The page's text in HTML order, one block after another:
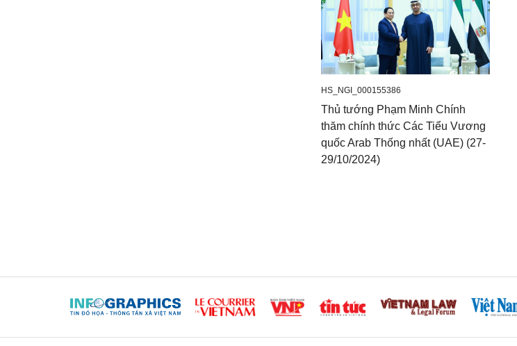
HS_NGI_000155386
Thủ tướng Phạm Minh Chính
thăm chính thức Các Tiểu Vương
quốc Arab Thống nhất (UAE) (27-
29/10/2024)